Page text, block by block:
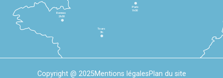
Rennes
2h30
Tours
3h
Paris
1h30
Copyright @ 2025Mentions légalesPlan du site